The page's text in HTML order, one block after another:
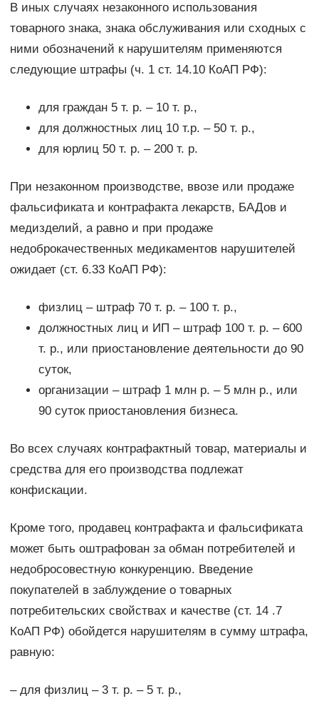
В иных случаях незаконного использования
товарного знака, знака обслуживания или сходных с
ними обозначений к нарушителям применяются
следующие штрафы (ч. 1 ст. 14.10 КоАП РФ):
для граждан 5 т. р. – 10 т. р.,
для должностных лиц 10 т.р. – 50 т. р.,
для юрлиц 50 т. р. – 200 т. р.
При незаконном производстве, ввозе или продаже
фальсификата и контрафакта лекарств, БАДов и
медизделий, а равно и при продаже
недоброкачественных медикаментов нарушителей
ожидает (ст. 6.33 КоАП РФ):
физлиц – штраф 70 т. р. – 100 т. р.,
должностных лиц и ИП – штраф 100 т. р. – 600
т. р., или приостановление деятельности до 90
суток,
организации – штраф 1 млн р. – 5 млн р., или
90 суток приостановления бизнеса.
Во всех случаях контрафактный товар, материалы и
средства для его производства подлежат
конфискации.
Кроме того, продавец контрафакта и фальсификата
может быть оштрафован за обман потребителей и
недобросовестную конкуренцию. Введение
покупателей в заблуждение о товарных
потребительских свойствах и качестве (ст. 14 .7
КоАП РФ) обойдется нарушителям в сумму штрафа,
равную:
– для физлиц – 3 т. р. – 5 т. р.,